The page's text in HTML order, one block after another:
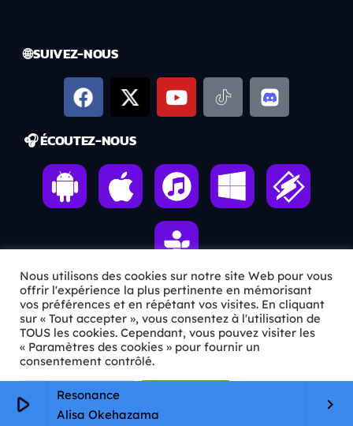
play_arrow
Resonance
Alisa Okehazama
keyboard_arrow_right
🌐 SUIVEZ-NOUS
🎧 ÉCOUTEZ-NOUS
ℹ️ INFOS PRATIQUES
✉️Contact
🦊Qui sommes-nous ?
📄
Mentions légales
Nous utilisons des cookies sur notre site Web pour vous
offrir l'expérience la plus pertinente en mémorisant
vos préférences et en répétant vos visites. En cliquant
sur « Tout accepter », vous consentez à l'utilisation de
TOUS les cookies. Cependant, vous pouvez visiter les
« Paramètres des cookies » pour fournir un
consentement contrôlé.
Paramètres Cookie